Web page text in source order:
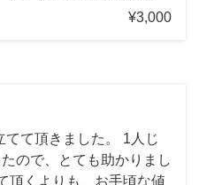
¥3,000
てて頂きました。 1人じ
ので、とても助かりまし
頂くよりも、お手頃な値